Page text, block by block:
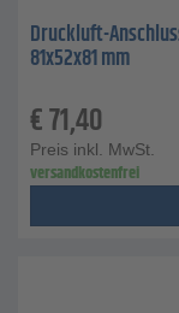
Druckluft-
81x52x81 mm
€71,40
Preis inkl. MwSt.
versandkostenfrei